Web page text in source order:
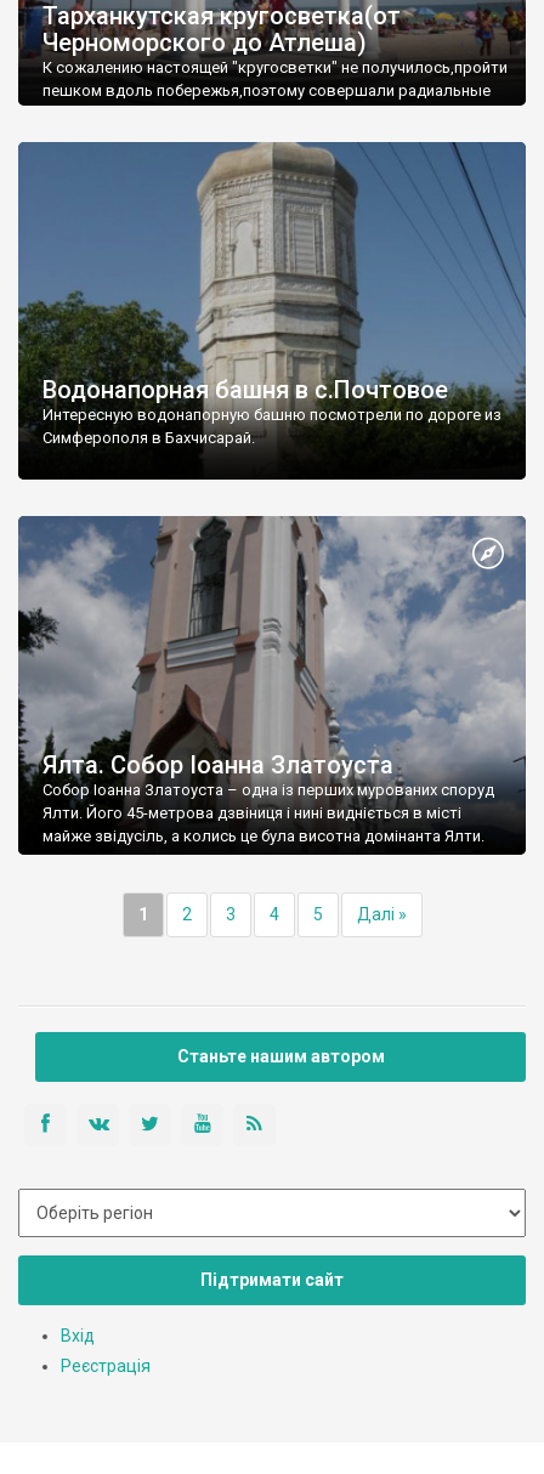
Тарханкутская кругосветка(от
Черноморского до Атлеша)
К сожалению настоящей "кругосветки" не получилось,пройти
пешком вдоль побережья,поэтому совершали радиальные
Водонапорная башня в с.Почтовое
Интересную водонапорную башню посмотрели по дороге из
Симферополя в Бахчисарай.
Ялта. Собор Іоанна Златоуста
Собор Іоанна Златоуста – одна із перших мурованих споруд
Ялти. Його 45-метрова дзвіниця і нині видніється в місті
майже звідусіль, а колись це була висотна домінанта Ялти.
1 2 3 4 5 Далі »
Станьте нашим автором
Підтримати сайт
Вхід
Реєстрація